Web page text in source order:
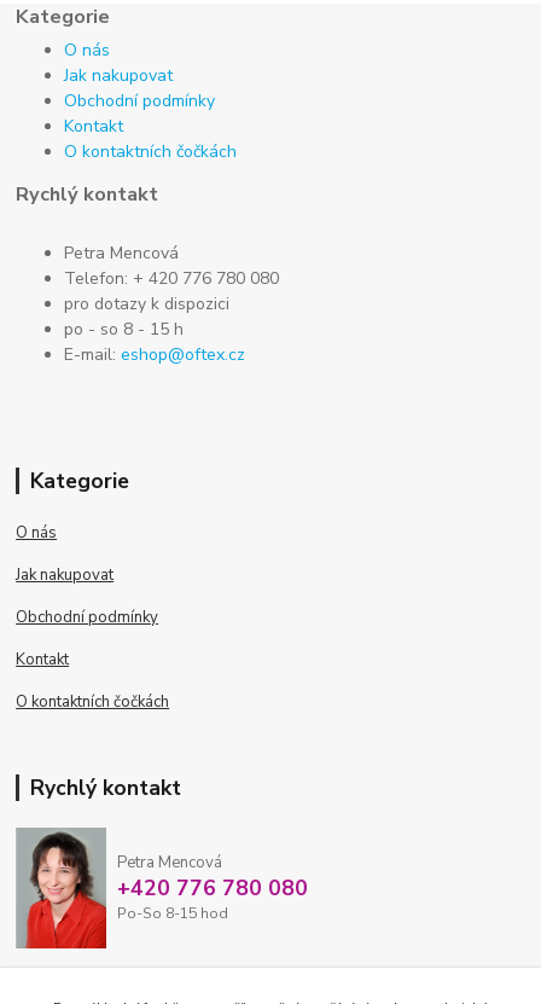
Kategorie
O nás
Jak nakupovat
Obchodní podmínky
Kontakt
O kontaktních čočkách
Rychlý kontakt
Petra Mencová
Telefon: + 420 776 780 080
pro dotazy k dispozici
po - so 8 - 15 h
E-mail:eshop@oftex.cz
Kategorie
O nás
Jak nakupovat
Obchodní podmínky
Kontakt
O kontaktních čočkách
Rychlý kontakt
Petra Mencová
+420 776 780 080
Po-So 8-15 hod